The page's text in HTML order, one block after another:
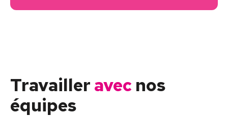
Travailler avec nos
équipes